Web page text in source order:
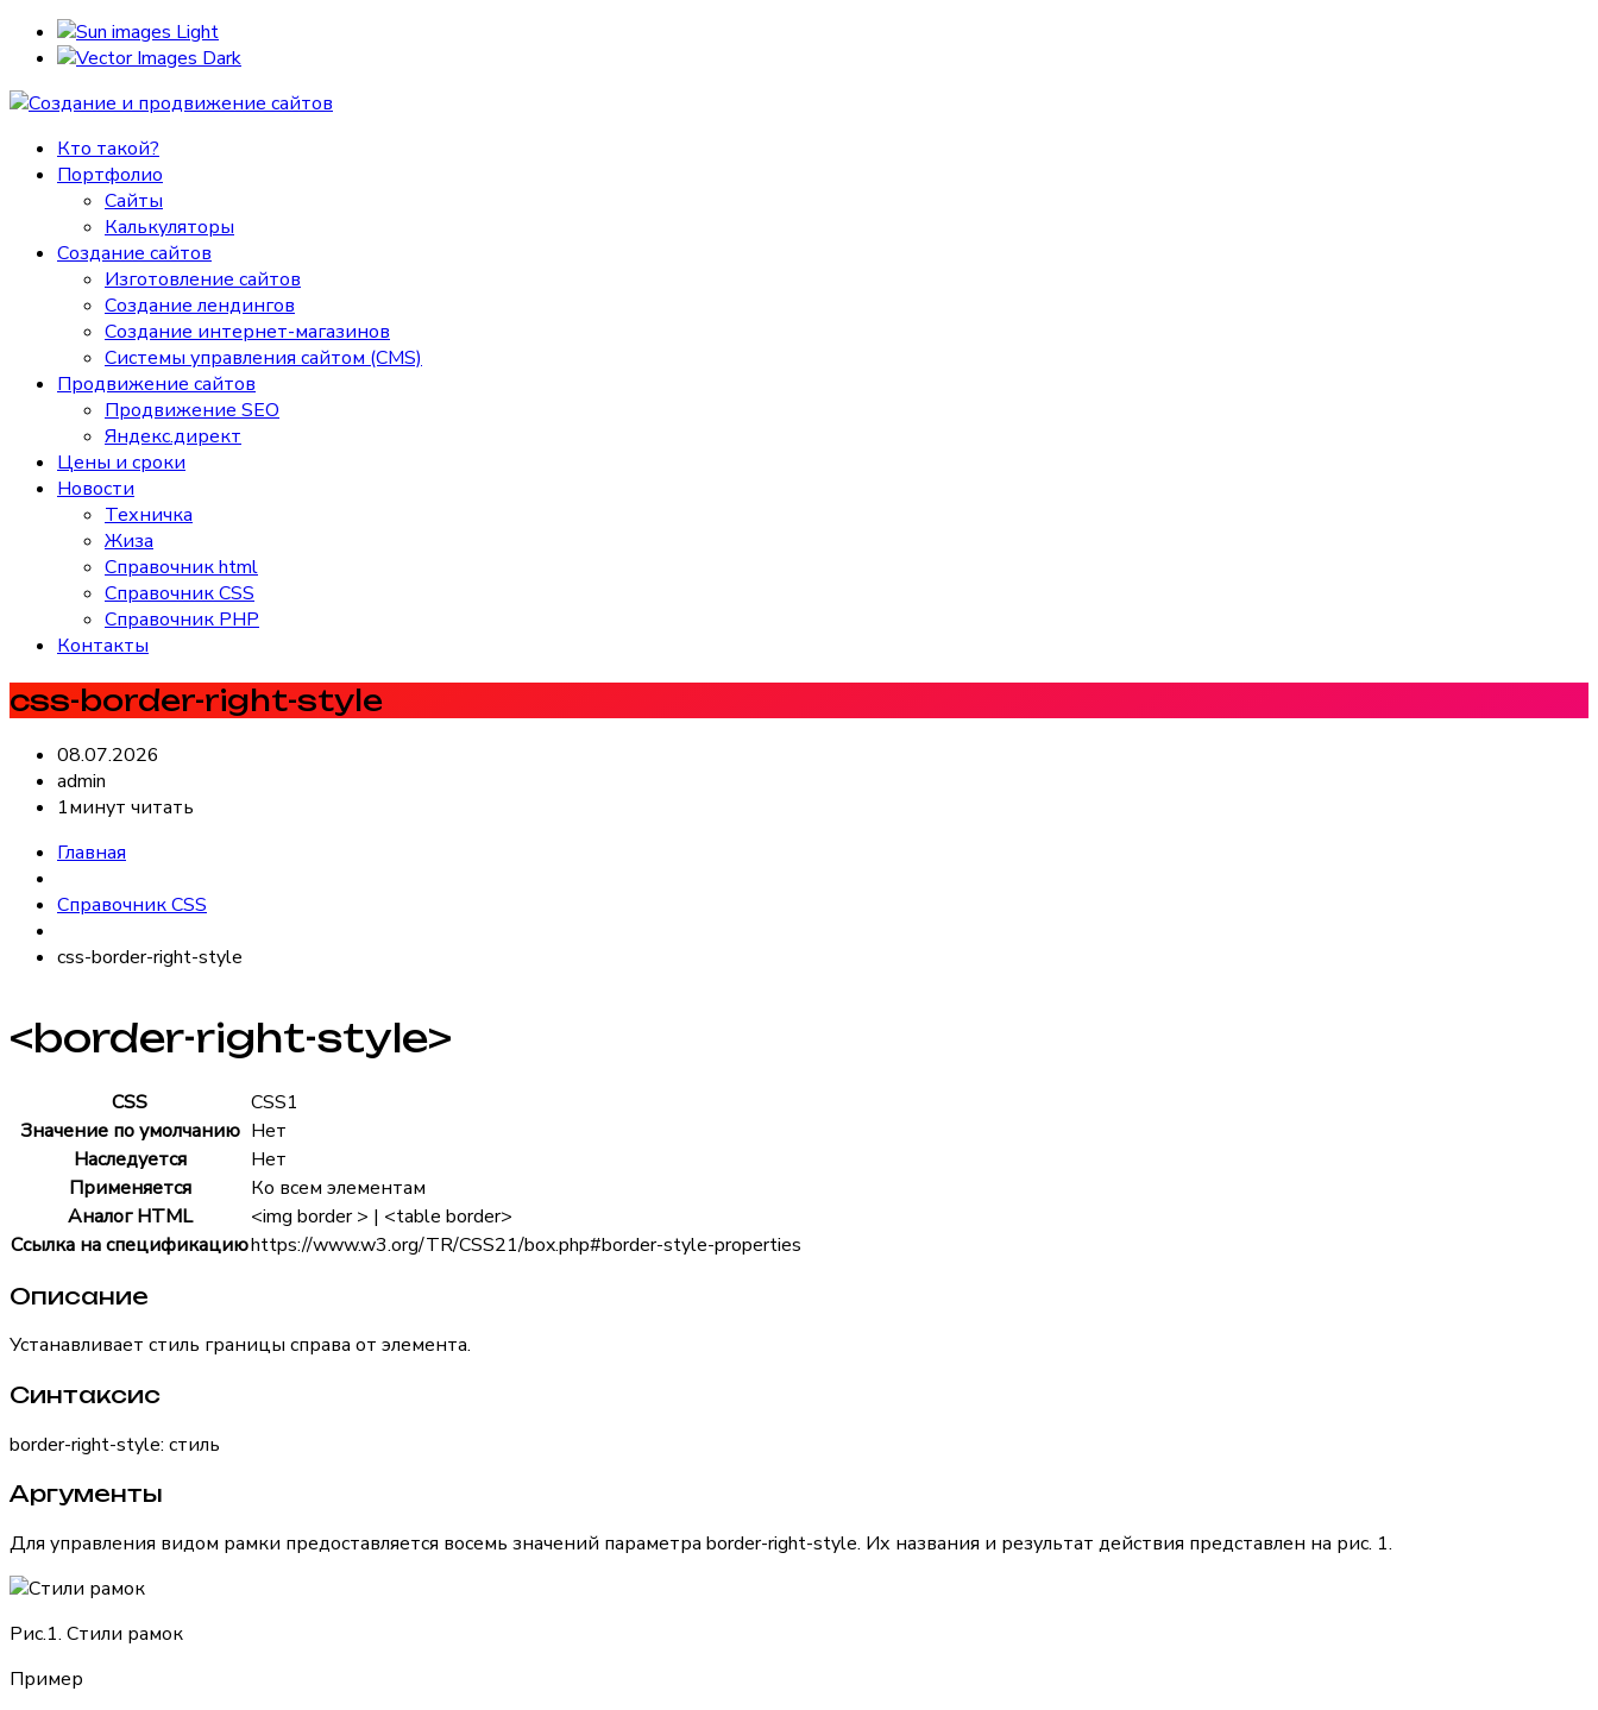
Light
Dark
Кто такой?
Портфолио
Сайты
Калькуляторы
Создание сайтов
Изготовление сайтов
Создание лендингов
Создание интернет-магазинов
Системы управления сайтом (CMS)
Продвижение сайтов
Продвижение SEO
Яндекс.директ
Цены и сроки
Новости
Техничка
Жиза
Справочник html
Справочник CSS
Справочник PHP
Контакты
css-border-right-style
08.07.2026
admin
1минут читать
Главная
Справочник CSS
css-border-right-style
<border-right-style>
CSS
CSS1
Значение по умолчанию Нет
Наследуется
Нет
Применяется
Ко всем элементам
Аналог HTML
<img border > | <table border>
Ссылка на спецификациюhttps://www.w3.org/TR/CSS21/box.php#border-style-properties
Описание
Устанавливает стиль границы справа от элемента.
Синтаксис
border-right-style: стиль
Аргументы
Для управления видом рамки предоставляется восемь значений параметра border-right-style. Их названия и результат действия представлен на рис. 1.
Рис.1. Стили рамок
Пример